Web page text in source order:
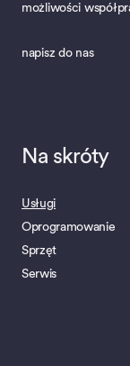
możliwości
napisz do nas
Na skróty
Usługi
Oprogramowanie
Sprzęt
Serwis